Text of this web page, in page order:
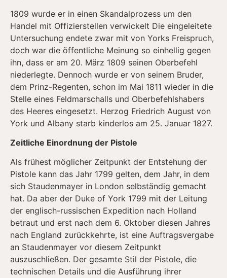
1809 wurde er in einen Skandalprozess um den
Handel mit Offizierstellen verwickelt Die eingeleitete
Untersuchung endete zwar mit von Yorks Freispruch,
doch war die öffentliche Meinung so einhellig gegen
ihn, dass er am 20. März 1809 seinen Oberbefehl
niederlegte. Dennoch wurde er von seinem Bruder,
dem Prinz-Regenten, schon im Mai 1811 wieder in die
Stelle eines Feldmarschalls und Oberbefehlshabers
des Heeres eingesetzt. Herzog Friedrich August von
York und Albany starb kinderlos am 25. Januar 1827.
Zeitliche Einordnung der Pistole
Als frühest möglicher Zeitpunkt der Entstehung der
Pistole kann das Jahr 1799 gelten, dem Jahr, in dem
sich Staudenmayer in London selbständig gemacht
hat. Da aber der Duke of York 1799 mit der Leitung
der englisch-russischen Expedition nach Holland
betraut und erst nach dem 6. Oktober diesen Jahres
nach England zurückkehrte, ist eine Auftragsvergabe
an Staudenmayer vor diesem Zeitpunkt
auszuschließen. Der gesamte Stil der Pistole, die
technischen Details und die Ausführung ihrer